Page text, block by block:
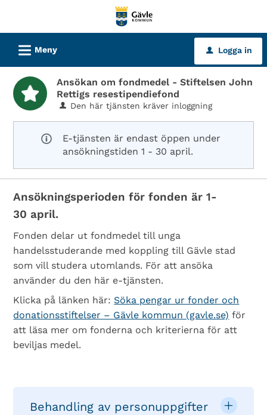
tjänster
Gävle
kommun
L Meny u Logga in
Ansökan om fondmedel - Stiftelsen John
Rettigs resestipendiefond
Den här tjänsten kräver inloggning
E-tjänsten är endast öppen under
ansökningstiden 1 - 30 april.
Ansökningsperioden för fonden är 1-
30 april.
Fonden delar ut fondmedel till unga
handelsstuderande med koppling till Gävle stad
som vill studera utomlands. För att ansöka
använder du den här e-tjänsten.
Klicka på länken här: Söka pengar ur fonder och
donationsstiftelser – Gävle kommun (gavle.se) för
att läsa mer om fonderna och kriterierna för att
beviljas medel.
Behandling av personuppgifter